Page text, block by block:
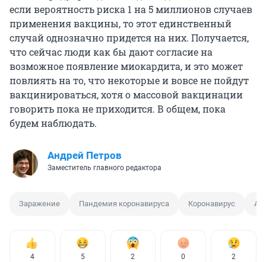
если вероятность риска 1 на5 миллионовслучаев
применения вакцины, то этот единственный
случай однозначно придется на них. Получается,
что сейчас люди как бы дают согласие на
возможное появление миокардита, и это может
повлиять на то, что некоторые и вовсе не пойдут
вакцинироваться, хотя о массовой вакцинации
говорить пока не приходится. В общем, пока
будем наблюдать.
Андрей Петров
Заместитель главного редактора
Заражение Пандемия коронавируса Коронавирус
4 5 2 0 2